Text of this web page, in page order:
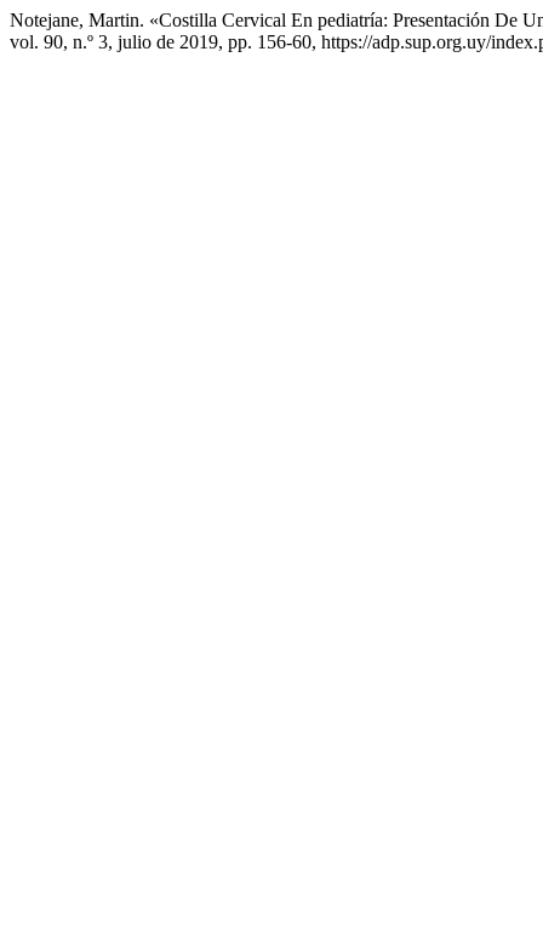
Notejane, Martin. «Costilla Cervical En pediatría: Presentación De
vol. 90, n.º 3, julio de 2019, pp. 156-60, https://adp.sup.org.uy/